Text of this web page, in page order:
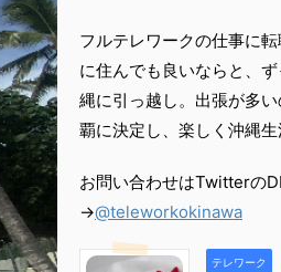
フルテレワークの仕事に
に住んでも良いならと、
縄に引っ越し。出張が多
覇に決定し、楽しく沖縄生
お問い合わせはTwitterの
→@teleworkokinawa
テレワーク